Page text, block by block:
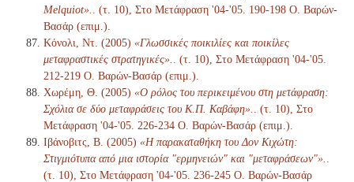
Melquiot».
. (τ. 10), Στο Μετάφραση '04-'05. 190-198 Ο. Βαρών-
Βασάρ (επιμ.).
Κόνολι, Ντ. (2005) «Γλωσσικές ποικιλίες και ποικίλες
μεταφραστικές στρατηγικές».
. (τ. 10), Στο Μετάφραση '04-'05.
212-219 Ο. Βαρών-Βασάρ (επιμ.).
Χωρέμη, Θ. (2005) «Ο ρόλος του περικειμένου στη μετάφραση:
Σχόλια σε δύο μεταφράσεις του Κ.Π. Καβάφη».
. (τ. 10), Στο
Μετάφραση '04-'05. 226-234 Ο. Βαρών-Βασάρ (επιμ.).
Ιβάνοβιτς, Β. (2005) «Η παρακαταθήκη του Δον Κιχώτη:
Στιγμιότυπα από μια ιστορία "ερμηνειών" και "μεταφράσεων"».
(τ. 10), Στο Μετάφραση '04-'05. 236-245 Ο. Βαρών-Βασάρ